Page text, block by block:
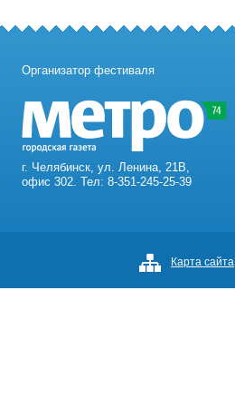
Организатор фестиваля
г. Челябинск, ул. Ленина, 21В,
офис 302. Тел: 8-351-245-25-39
Карта сайта